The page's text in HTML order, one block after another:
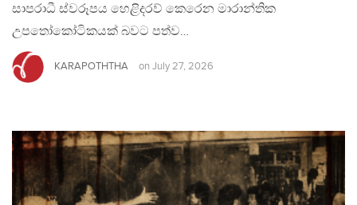
සාපරාධී ස්වරූපය හෙළිදරව් කෙරෙන මාරාන්තික
උපතෝකෝටිකයක් බවට පත්ව…
KARAPOTHTHA on July 27, 2026